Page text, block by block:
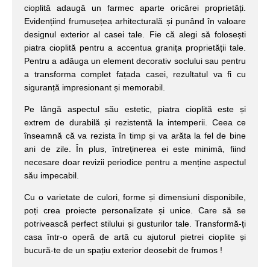
cioplită adaugă un farmec aparte oricărei proprietăți.
Evidențiind frumusețea arhitecturală și punând în valoare
designul exterior al casei tale. Fie că alegi să folosești
piatra cioplită pentru a accentua granița proprietății tale.
Pentru a adăuga un element decorativ soclului sau pentru
a transforma complet fațada casei, rezultatul va fi cu
siguranță impresionant și memorabil.
Pe lângă aspectul său estetic, piatra cioplită este și
extrem de durabilă și rezistentă la intemperii. Ceea ce
înseamnă că va rezista în timp și va arăta la fel de bine
ani de zile. În plus, întreținerea ei este minimă, fiind
necesare doar revizii periodice pentru a menține aspectul
său impecabil.
Cu o varietate de culori, forme și dimensiuni disponibile,
poți crea proiecte personalizate și unice. Care să se
potrivească perfect stilului și gusturilor tale. Transformă-ți
casa într-o operă de artă cu ajutorul pietrei cioplite și
bucură-te de un spațiu exterior deosebit de frumos !